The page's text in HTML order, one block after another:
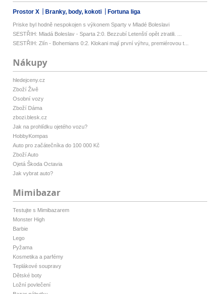
Prostor X Branky, body, kokoti Fortuna liga
Priske byl hodně nespokojen s výkonem Sparty v Mladé Boleslavi
SESTŘIH: Mladá Boleslav - Sparta 2:0. Bezzubí Letenští opět ztratili. ...
SESTŘIH: Zlín - Bohemians 0:2. Klokani mají první výhru, premiérovou t...
Nákupy
hledejceny.cz
Zboží Živě
Osobní vozy
Zboží Dáma
zbozi.blesk.cz
Jak na prohlídku ojetého vozu?
HobbyKompas
Auto pro začátečníka do 100 000 Kč
Zboží Auto
Ojetá Škoda Octavia
Jak vybrat auto?
Mimibazar
Testujte s Mimibazarem
Monster High
Barbie
Lego
Pyžama
Kosmetika a parfémy
Teplákové soupravy
Dětské boty
Ložní povlečení